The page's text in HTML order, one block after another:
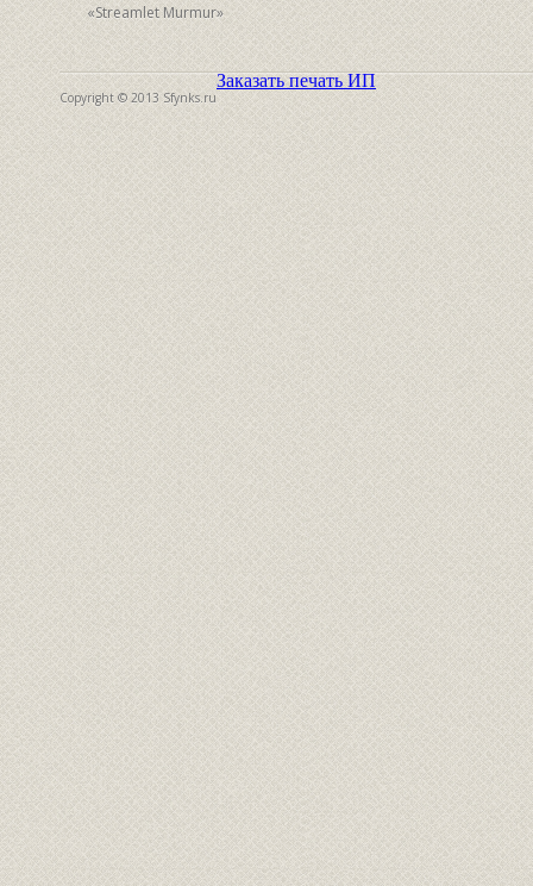
«Streamlet Murmur»
Copyright © 2013 Sfynks.ru
Заказать печать ИП